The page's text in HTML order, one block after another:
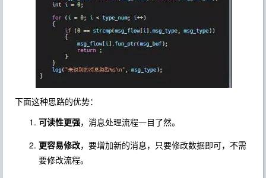
下面这种思路的优势：
可读性更强，消息处理流程一目了然。
更容易修改，要增加新的消息，只要修改数据即可，不需
要修改流程。